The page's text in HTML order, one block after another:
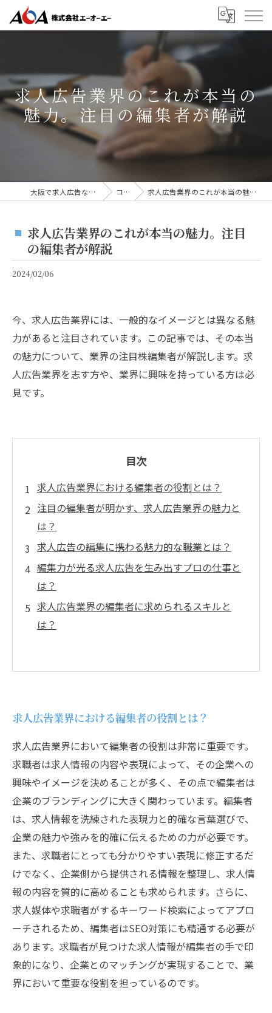
求人広告業界のこれが本当の
魅力。注目の編集者が解説
大阪で求人広告なら株式会社AOA コラム 求人広告業界のこれが本当の魅力。注目の編集者が解説
求人広告業界のこれが本当の魅力。注目
の編集者が解説
2024/02/06
今、求人広告業界には、一般的なイメージとは異なる魅
力があると注目されています。この記事では、その本当
の魅力について、業界の注目株編集者が解説します。求
人広告業界を志す方や、業界に興味を持っている方は必
見です。
目次
求人広告業界における編集者の役割とは？
注目の編集者が明かす、求人広告業界の魅力と
は？
求人広告の編集に携わる魅力的な職業とは？
編集力が光る求人広告を生み出すプロの仕事と
は？
求人広告業界の編集者に求められるスキルと
は？
求人広告業界における編集者の役割とは？
求人広告業界において編集者の役割は非常に重要です。
求職者は求人情報の内容や表現によって、その企業への
興味やイメージを決めることが多く、その点で編集者は
企業のブランディングに大きく関わっています。編集者
は、求人情報を洗練された表現力と的確な言葉選びで、
企業の魅力や強みを的確に伝えるための力が必要です。
また、求職者にとっても分かりやすい表現に修正するだ
けでなく、企業側から提供される情報を整理し、求人情
報の内容を質的に高めることも求められます。さらに、
求人媒体や求職者がするキーワード検索によってアプロ
ーチされるため、編集者はSEO対策にも精通する必要が
あります。求職者が見つけた求人情報が編集者の手で印
象的になり、企業とのマッチングが実現することで、業
界において重要な役割を担っているのです。